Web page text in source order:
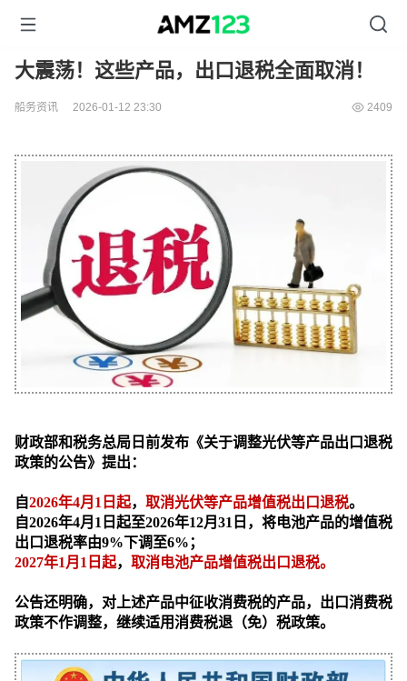
大震荡！这些产品，出口退税全面取消！
船务资讯 2026-01-12 23:30 2409
财政部和税务总局日前发布《关于调整光伏等产品出口退税
政策的公告》提出：
自2026年4月1日起， 取消光伏等产品增值税出口退税。
自2026年4月1日起至2026年12月31日，将电池产品的增值税
出口退税率由9%下调至6%；
2027年1月1日起， 取消电池产品增值税出口退税。
公告还明确，对上述产品中征收消费税的产品，出口消费税
政策不作调整，继续适用消费税退（免）税政策。